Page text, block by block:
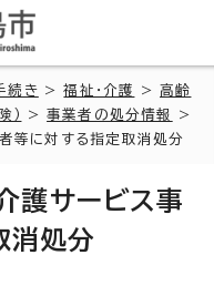
続き >福祉・介護 >高齢
） >事業者の処分情報
>
に対する指定取消処分
サービス事
消処分